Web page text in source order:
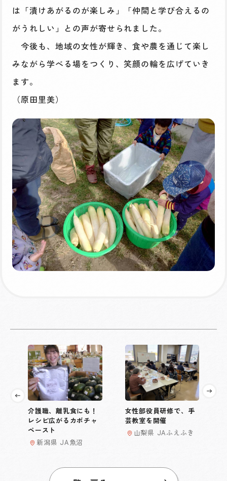
は「漬けあがるのが楽しみ」「仲間と学び合えるの
がうれしい」との声が寄せられました。
今後も、地域の女性が輝き、食や農を通じて楽し
みながら学べる場をつくり、笑顔の輪を広げていき
ます。
（原田里美）
介護職、離乳食にも！
レシピ広がるカボチャ
ペースト
新潟県 JA魚沼
女性部役員研修で、手
芸教室を開催
山梨県 JAふえふき